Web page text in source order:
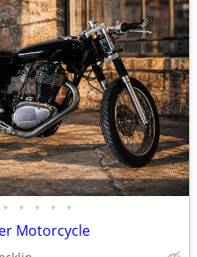
• • • • •
Motorcycle